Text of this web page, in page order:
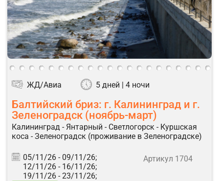
ЖД/Авиа 5 дней | 4 ночи
Балтийский бриз: г. Калининград и г.
Зеленоградск (ноябрь-март)
Калининград - Янтарный - Светлогорск - Куршская
коса - Зеленоградск (проживание в Зеленоградске)
05/11/26 - 09/11/26;
12/11/26 - 16/11/26;
19/11/26 - 23/11/26;
Артикул 1704